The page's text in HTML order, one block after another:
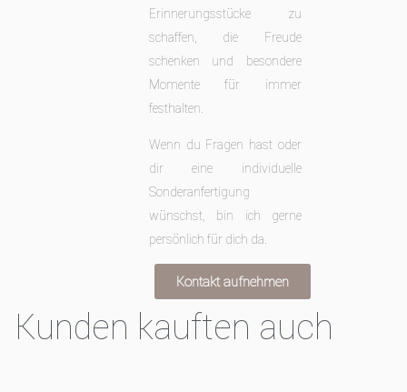
Erinnerungsstücke zu
schaffen, die Freude
schenken und besondere
Momente für immer
festhalten.
Wenn du Fragen hast oder
dir eine individuelle
Sonderanfertigung
wünschst, bin ich gerne
persönlich für dich da.
Kontakt aufnehmen
Kunden kauften auch